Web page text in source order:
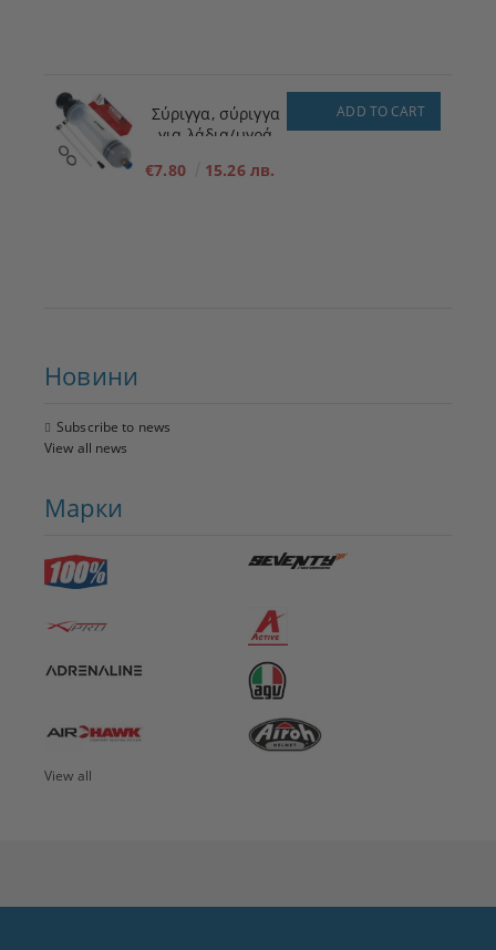
Σύριγγα, σύριγγα
για λάδια/υγρά
€7.80 15.26 лв.
ADD TO CART
Новини
Subscribe to news
View all news
Марки
View all